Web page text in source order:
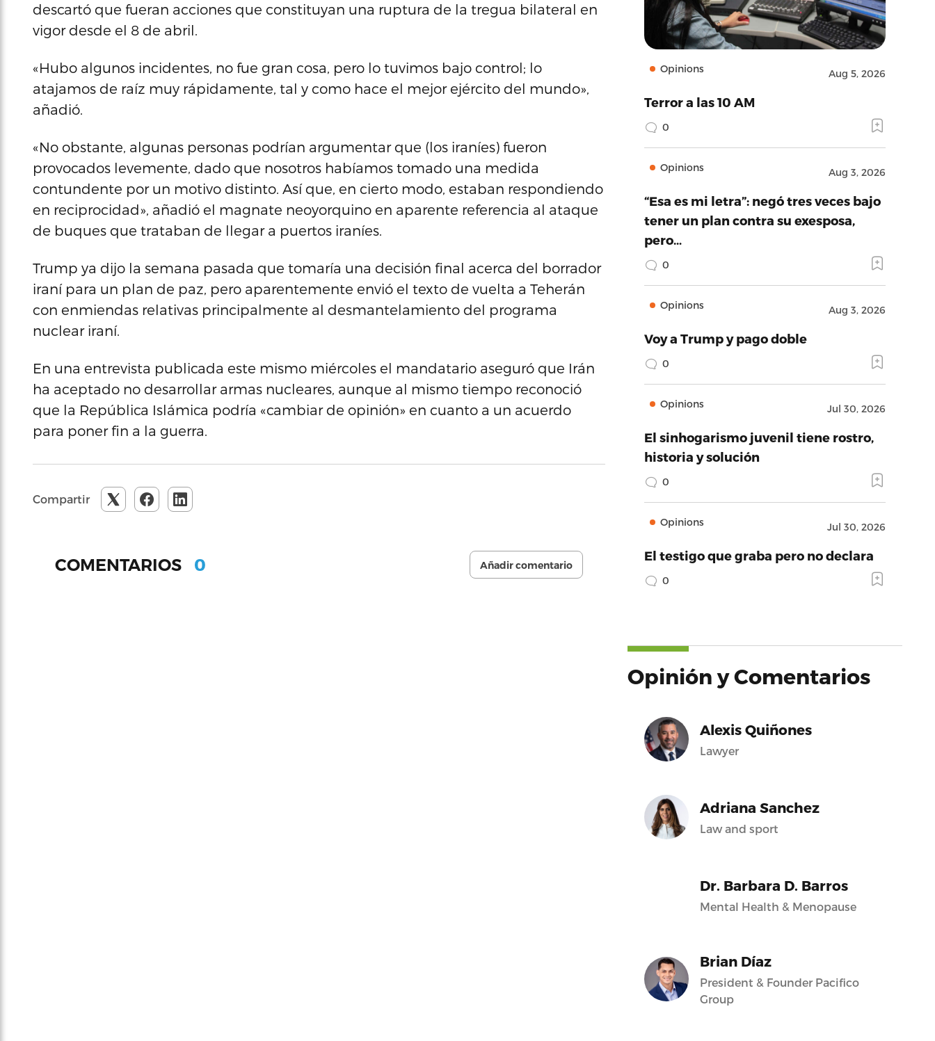
descartó que fueran acciones que constituyan una ruptura de la tregua bilateral en
vigor desde el 8 de abril.
«Hubo algunos incidentes, no fue gran cosa, pero lo tuvimos bajo control; lo
atajamos de raíz muy rápidamente, tal y como hace el mejor ejército del mundo»,
añadió.
«No obstante, algunas personas podrían argumentar que (los iraníes) fueron
provocados levemente, dado que nosotros habíamos tomado una medida
contundente por un motivo distinto. Así que, en cierto modo, estaban respondiendo
en reciprocidad», añadió el magnate neoyorquino en aparente referencia al ataque
de buques que trataban de llegar a puertos iraníes.
Trump ya dijo la semana pasada que tomaría una decisión final acerca del borrador
iraní para un plan de paz, pero aparentemente envió el texto de vuelta a Teherán
con enmiendas relativas principalmente al desmantelamiento del programa
nuclear iraní.
En una entrevista publicada este mismo miércoles el mandatario aseguró que Irán
ha aceptado no desarrollar armas nucleares, aunque al mismo tiempo reconoció
que la República Islámica podría «cambiar de opinión» en cuanto a un acuerdo
para poner fin a la guerra.
Compartir
COMENTARIOS 0 Añadir comentario
Opinions Aug 5, 2026
Terror a las 10 AM
0
Opinions Aug 3, 2026
“Esa es mi letra”: negó tres veces bajo
tener un plan contra su exesposa,
pero…
0
Opinions Aug 3, 2026
Voy a Trump y pago doble
0
Opinions Jul 30, 2026
El sinhogarismo juvenil tiene rostro,
historia y solución
0
Opinions Jul 30, 2026
El testigo que graba pero no declara
0
Opinión y Comentarios
Alexis Quiñones
Lawyer
Adriana Sanchez
Law and sport
Dr. Barbara D. Barros
Mental Health & Menopause
Brian Díaz
President & Founder Pacifico
Group